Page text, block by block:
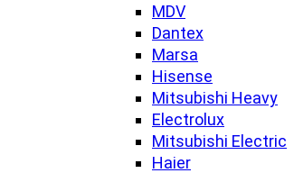
MDV
Dantex
Marsa
Hisense
Mitsubishi Heavy
Electrolux
Mitsubishi Electric
Haier